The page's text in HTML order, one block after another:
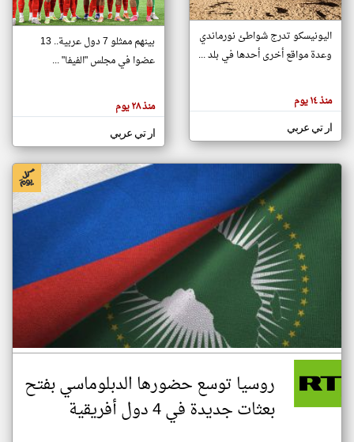
تغيير الدولة
اخبار جزر القمر على مدار الساعة
أهم اخبار جزر القمر العاجلة والمباشرة
هنا عن
وجهة
كاتبيها.
اليونيسكو تدرج شواطئ نورماندي
وعدة مواقع أخرى أحدها في بلد ...
منذ ١٤ يوم
ار تي عربي
بينهم ممثلو 7 دول عربية.. 13
عضوا في مجلس "الفيفا" ...
منذ ٢٨ يوم
ار تي عربي
روسيا توسع حضورها الدبلوماسي بفتح
بعثات جديدة في 4 دول أفريقية
klyoum.com